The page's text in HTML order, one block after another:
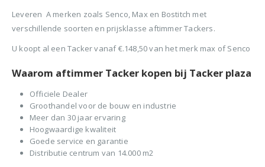
Leveren A merken zoals Senco, Max en Bostitch met
verschillende soorten en prijsklasse aftimmer Tackers.
U koopt al een Tacker vanaf €.148,50 van het merk max of Senco
Waarom aftimmer Tacker kopen bij Tacker plaza
Officiele Dealer
Groothandel voor de bouw en industrie
Meer dan 30 jaar ervaring
Hoogwaardige kwaliteit
Goede service en garantie
Distributie centrum van 14.000 m2
Stinger Caps 22mm Nieten met Caps voor de CS150B 2000 stuks
0 out of 5
€ 88,35
BTW)
Rolnagels RVS 2.5x65mm (1200st) plastic gebonden
out of 5
€79,95
(€96,74incl.
BTW)
€680,00.
€599,50.
Senco PAL57F Coilnailer 25-57mm
Oorspronkelijke
€680,00.
€565,00Huidige
0out of 5
€1.150,00
€
BTW)